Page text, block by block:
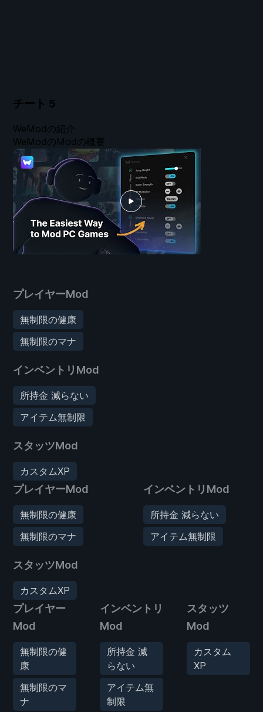
チート 5
プレイヤーMod
無制限の健康
無制限のマナ
インベントリMod
所持金 減らない
アイテム無制限
スタッツMod
カスタムXP
プレイヤーMod
無制限の健康
無制限のマナ
スタッツMod
カスタムXP
インベントリMod
所持金 減らない
アイテム無制限
プレイヤー
Mod
無制限の健
康
無制限のマ
ナ
インベントリ
Mod
所持金 減
らない
アイテム無
制限
スタッツ
Mod
カスタム
XP
WeModの紹介
WeModのModの概要